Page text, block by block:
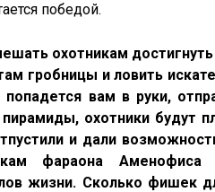
победой.
охотникам
гробницы и ловить
попадется вам в руки,
охотники будут
и дали
фараона Аменофиса
жизни. Сколько фишек